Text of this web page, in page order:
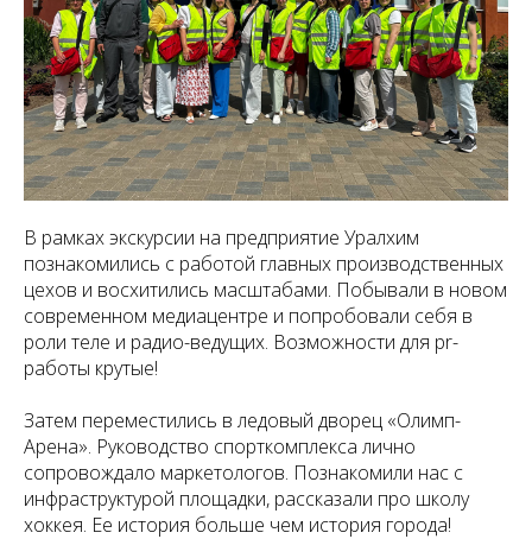
В рамках экскурсии на предприятие Уралхим
познакомились с работой главных производственных
цехов и восхитились масштабами. Побывали в новом
современном медиацентре и попробовали себя в
роли теле и радио-ведущих. Возможности для pr-
работы крутые!
Затем переместились в ледовый дворец «Олимп-
Арена». Руководство спорткомплекса лично
сопровождало маркетологов. Познакомили нас с
инфраструктурой площадки, рассказали про школу
хоккея. Ее история больше чем история города!